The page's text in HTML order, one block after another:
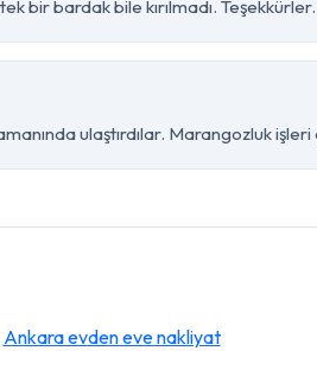
bir bardak bile kırılmadı.
ulaştırdılar. Marangozluk işleri
Ankara evden eve nakliyat